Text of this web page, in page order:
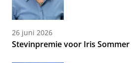
26 juni 2026
Stevinpremie voor Iris Sommer